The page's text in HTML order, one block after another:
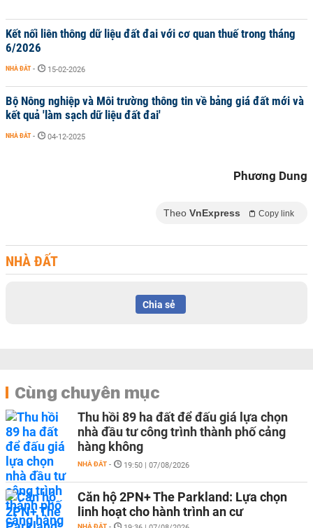
Kết nối liên thông dữ liệu đất đai với cơ quan thuế trong tháng
6/2026
NHÀ ĐẤT - 15-02-2026
Bộ Nông nghiệp và Môi trường thông tin về bảng giá đất mới và
kết quả 'làm sạch dữ liệu đất đai'
NHÀ ĐẤT - 04-12-2025
Phương Dung
Theo VnExpress Copy link
NHÀ ĐẤT
Chia sẻ
Cùng chuyên mục
Thu hồi 89 ha đất để đấu giá lựa chọn
nhà đầu tư công trình thành phố cảng
hàng không
NHÀ ĐẤT - 19:50 | 07/08/2026
Căn hộ 2PN+ The Parkland: Lựa chọn
linh hoạt cho hành trình an cư
NHÀ ĐẤT